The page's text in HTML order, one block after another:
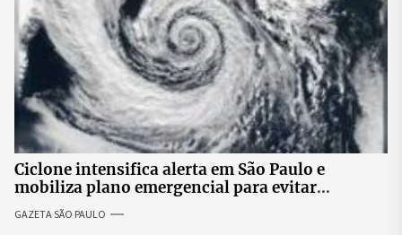
Ciclone intensifica alerta em São Paulo e
mobiliza plano emergencial para evitar
impactos no fornecimento de energia
GAZETA SÃO PAULO